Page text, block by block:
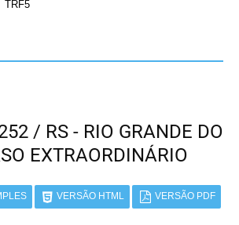
TRF5
/ RS - RIO GRANDE DO
EXTRAORDINÁRIO
VERSÃO HTML VERSÃO PDF